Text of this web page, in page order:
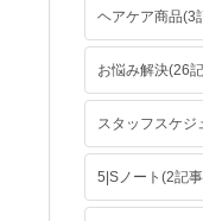
ヘアケア商品(3
お悩み解決(26
スタッフスケジ
5|Sノート(2記